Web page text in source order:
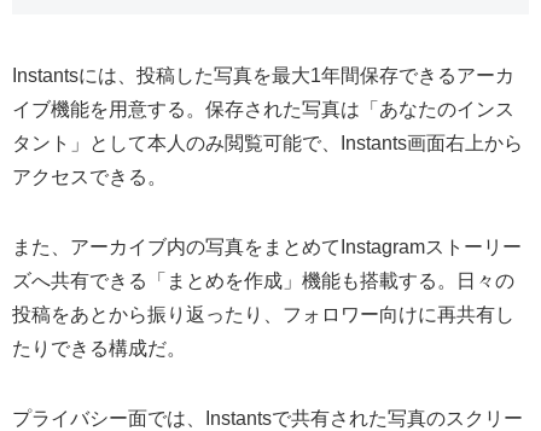
Instantsには、投稿した写真を最大1年間保存できるアーカ
イブ機能を用意する。保存された写真は「あなたのインス
タント」として本人のみ閲覧可能で、Instants画面右上から
アクセスできる。
また、アーカイブ内の写真をまとめてInstagramストーリー
ズへ共有できる「まとめを作成」機能も搭載する。日々の
投稿をあとから振り返ったり、フォロワー向けに再共有し
たりできる構成だ。
プライバシー面では、Instantsで共有された写真のスクリー